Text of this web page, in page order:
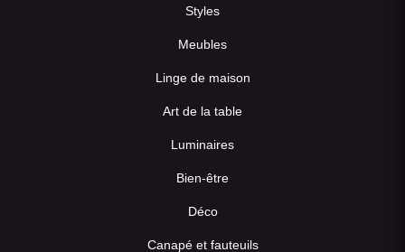
Styles
Meubles
Linge de maison
Art de la table
Luminaires
Bien-être
Déco
Canapé et fauteuils